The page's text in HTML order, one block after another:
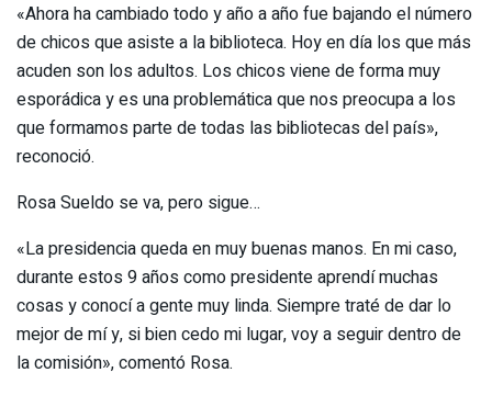
«Ahora ha cambiado todo y año a año fue bajando el número
de chicos que asiste a la biblioteca. Hoy en día los que más
acuden son los adultos. Los chicos viene de forma muy
esporádica y es una problemática que nos preocupa a los
que formamos parte de todas las bibliotecas del país»,
reconoció.
Rosa Sueldo se va, pero sigue…
«La presidencia queda en muy buenas manos. En mi caso,
durante estos 9 años como presidente aprendí muchas
cosas y conocí a gente muy linda. Siempre traté de dar lo
mejor de mí y, si bien cedo mi lugar, voy a seguir dentro de
la comisión», comentó Rosa.